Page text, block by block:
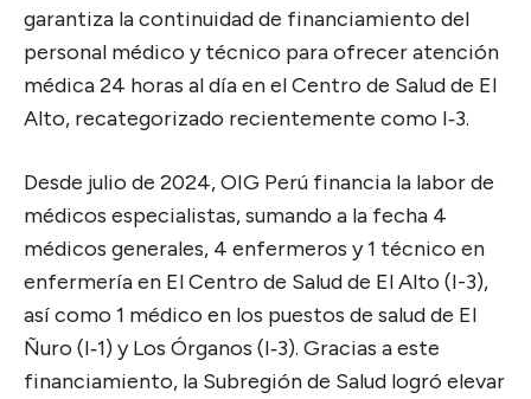
garantiza la continuidad de financiamiento del
personal médico y técnico para ofrecer atención
médica 24 horas al día en el Centro de Salud de El
Alto, recategorizado recientemente como I‑3.
Desde julio de 2024, OIG Perú financia la labor de
médicos especialistas, sumando a la fecha 4
médicos generales, 4 enfermeros y 1 técnico en
enfermería en El Centro de Salud de El Alto (I-3),
así como 1 médico en los puestos de salud de El
Ñuro (I‑1) y Los Órganos (I‑3). Gracias a este
financiamiento, la Subregión de Salud logró elevar